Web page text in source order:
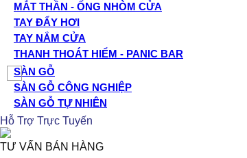
MẮT THẦN - ỐNG NHÒM CỬA
TAY ĐẨY HƠI
TAY NẮM CỬA
THANH THOÁT HIỂM - PANIC BAR
SÀN GỖ
SÀN GỖ CÔNG NGHIỆP
SÀN GỖ TỰ NHIÊN
Hỗ Trợ Trực Tuyến
TƯ VẤN BÁN HÀNG